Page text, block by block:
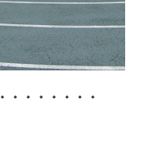
・・・・・・・